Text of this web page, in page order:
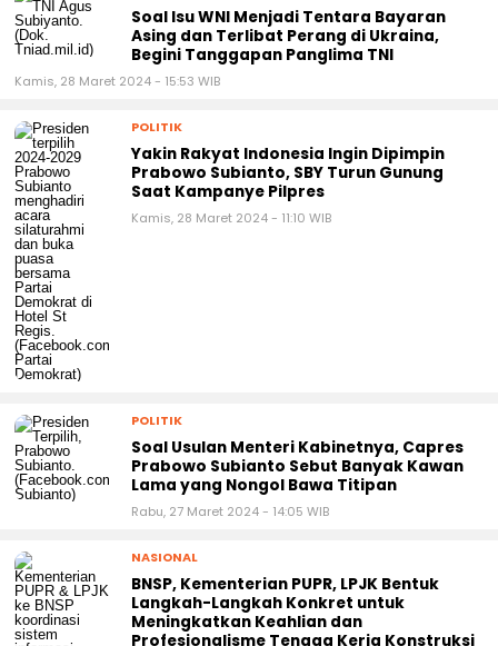
Soal Isu WNI Menjadi Tentara Bayaran
Asing dan Terlibat Perang di Ukraina,
Begini Tanggapan Panglima TNI
Kamis, 28 Maret 2024 - 15:53 WIB
POLITIK
Yakin Rakyat Indonesia Ingin Dipimpin
Prabowo Subianto, SBY Turun Gunung
Saat Kampanye Pilpres
Kamis, 28 Maret 2024 - 11:10 WIB
POLITIK
Soal Usulan Menteri Kabinetnya, Capres
Prabowo Subianto Sebut Banyak Kawan
Lama yang Nongol Bawa Titipan
Rabu, 27 Maret 2024 - 14:05 WIB
NASIONAL
BNSP, Kementerian PUPR, LPJK Bentuk
Langkah-Langkah Konkret untuk
Meningkatkan Keahlian dan
Profesionalisme Tenaga Kerja Konstruksi